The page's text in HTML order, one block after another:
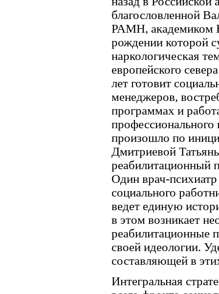
благословленной
РАМН, академиком
рождении которой
наркологическая
европейского
лет готовит
менеджеров,
программах и
профессионального
произошло по
Дмитриевой
реабилитационный
Один врач-
социального
ведет единую
в этом возникает
реабилитационные
своей идеологии.
составляющей в
Интегральная